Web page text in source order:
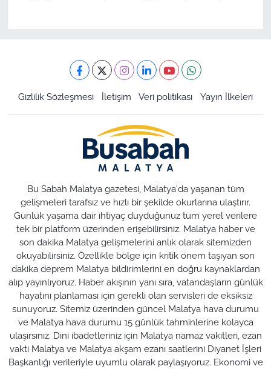
Gizlilik Sözleşmesi İletişim Veri politikası Yayın İlkeleri
Bu Sabah Malatya gazetesi, Malatya'da yaşanan tüm
gelişmeleri tarafsız ve hızlı bir şekilde okurlarına ulaştırır.
Günlük yaşama dair ihtiyaç duyduğunuz tüm yerel verilere
tek bir platform üzerinden erişebilirsiniz. Malatya haber ve
son dakika Malatya gelişmelerini anlık olarak sitemizden
okuyabilirsiniz. Özellikle bölge için kritik önem taşıyan son
dakika deprem Malatya bildirimlerini en doğru kaynaklardan
alıp yayınlıyoruz. Haber akışının yanı sıra, vatandaşların günlük
hayatını planlaması için gerekli olan servisleri de eksiksiz
sunuyoruz. Sitemiz üzerinden güncel Malatya hava durumu
ve Malatya hava durumu 15 günlük tahminlerine kolayca
ulaşırsınız. Dini ibadetleriniz için Malatya namaz vakitleri, ezan
vakti Malatya ve Malatya akşam ezanı saatlerini Diyanet İşleri
Başkanlığı verileriyle uyumlu olarak paylaşıyoruz. Ekonomi ve